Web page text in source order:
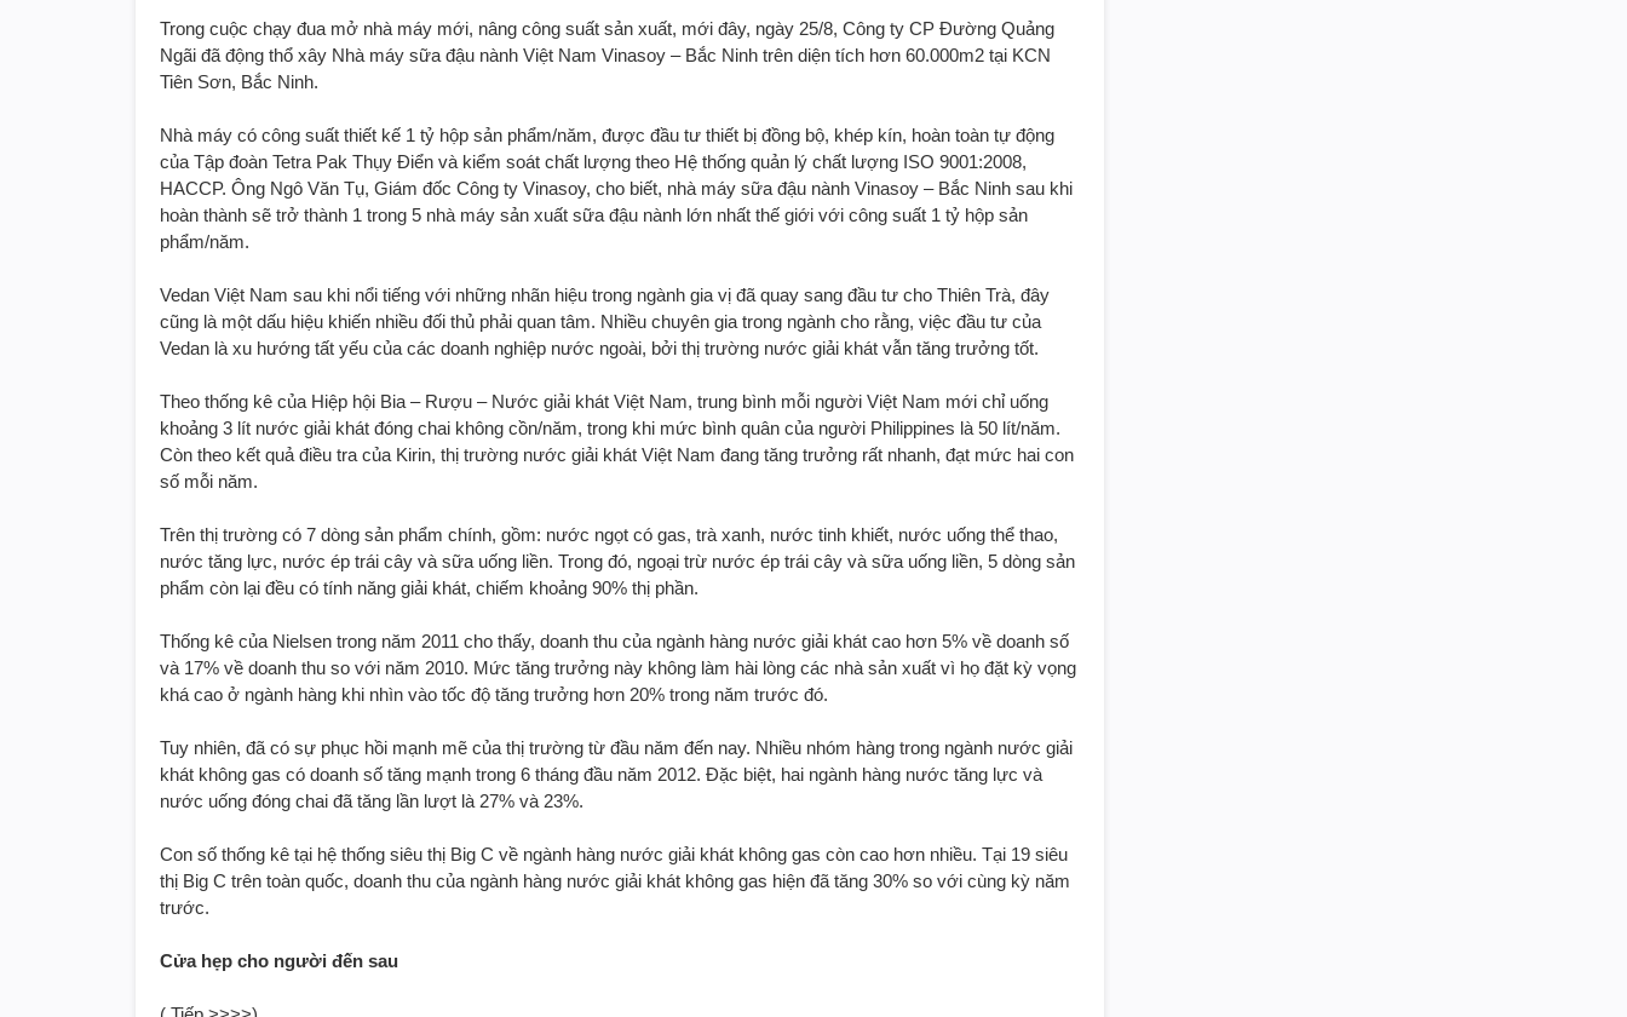
Trong cuộc chạy đua mở nhà máy mới, nâng công suất sản xuất, mới đây, ngày 25/8, Công ty CP Đường Quảng
Ngãi đã động thổ xây Nhà máy sữa đậu nành Việt Nam Vinasoy – Bắc Ninh trên diện tích hơn 60.000m2 tại KCN
Tiên Sơn, Bắc Ninh.
Nhà máy có công suất thiết kế 1 tỷ hộp sản phẩm/năm, được đầu tư thiết bị đồng bộ, khép kín, hoàn toàn tự động
của Tập đoàn Tetra Pak Thụy Điển và kiểm soát chất lượng theo Hệ thống quản lý chất lượng ISO 9001:2008,
HACCP. Ông Ngô Văn Tụ, Giám đốc Công ty Vinasoy, cho biết, nhà máy sữa đậu nành Vinasoy – Bắc Ninh sau khi
hoàn thành sẽ trở thành 1 trong 5 nhà máy sản xuất sữa đậu nành lớn nhất thế giới với công suất 1 tỷ hộp sản
phẩm/năm.
Vedan Việt Nam sau khi nổi tiếng với những nhãn hiệu trong ngành gia vị đã quay sang đầu tư cho Thiên Trà, đây
cũng là một dấu hiệu khiến nhiều đối thủ phải quan tâm. Nhiều chuyên gia trong ngành cho rằng, việc đầu tư của
Vedan là xu hướng tất yếu của các doanh nghiệp nước ngoài, bởi thị trường nước giải khát vẫn tăng trưởng tốt.
Theo thống kê của Hiệp hội Bia – Rượu – Nước giải khát Việt Nam, trung bình mỗi người Việt Nam mới chỉ uống
khoảng 3 lít nước giải khát đóng chai không cồn/năm, trong khi mức bình quân của người Philippines là 50 lít/năm.
Còn theo kết quả điều tra của Kirin, thị trường nước giải khát Việt Nam đang tăng trưởng rất nhanh, đạt mức hai con
số mỗi năm.
Trên thị trường có 7 dòng sản phẩm chính, gồm: nước ngọt có gas, trà xanh, nước tinh khiết, nước uống thể thao,
nước tăng lực, nước ép trái cây và sữa uống liền. Trong đó, ngoại trừ nước ép trái cây và sữa uống liền, 5 dòng sản
phẩm còn lại đều có tính năng giải khát, chiếm khoảng 90% thị phần.
Thống kê của Nielsen trong năm 2011 cho thấy, doanh thu của ngành hàng nước giải khát cao hơn 5% về doanh số
và 17% về doanh thu so với năm 2010. Mức tăng trưởng này không làm hài lòng các nhà sản xuất vì họ đặt kỳ vọng
khá cao ở ngành hàng khi nhìn vào tốc độ tăng trưởng hơn 20% trong năm trước đó.
Tuy nhiên, đã có sự phục hồi mạnh mẽ của thị trường từ đầu năm đến nay. Nhiều nhóm hàng trong ngành nước giải
khát không gas có doanh số tăng mạnh trong 6 tháng đầu năm 2012. Đặc biệt, hai ngành hàng nước tăng lực và
nước uống đóng chai đã tăng lần lượt là 27% và 23%.
Con số thống kê tại hệ thống siêu thị Big C về ngành hàng nước giải khát không gas còn cao hơn nhiều. Tại 19 siêu
thị Big C trên toàn quốc, doanh thu của ngành hàng nước giải khát không gas hiện đã tăng 30% so với cùng kỳ năm
trước.
Cửa hẹp cho người đến sau